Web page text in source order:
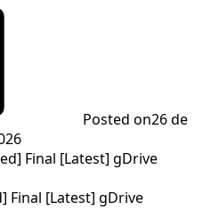
Posted on26 de
Final [Latest] gDrive